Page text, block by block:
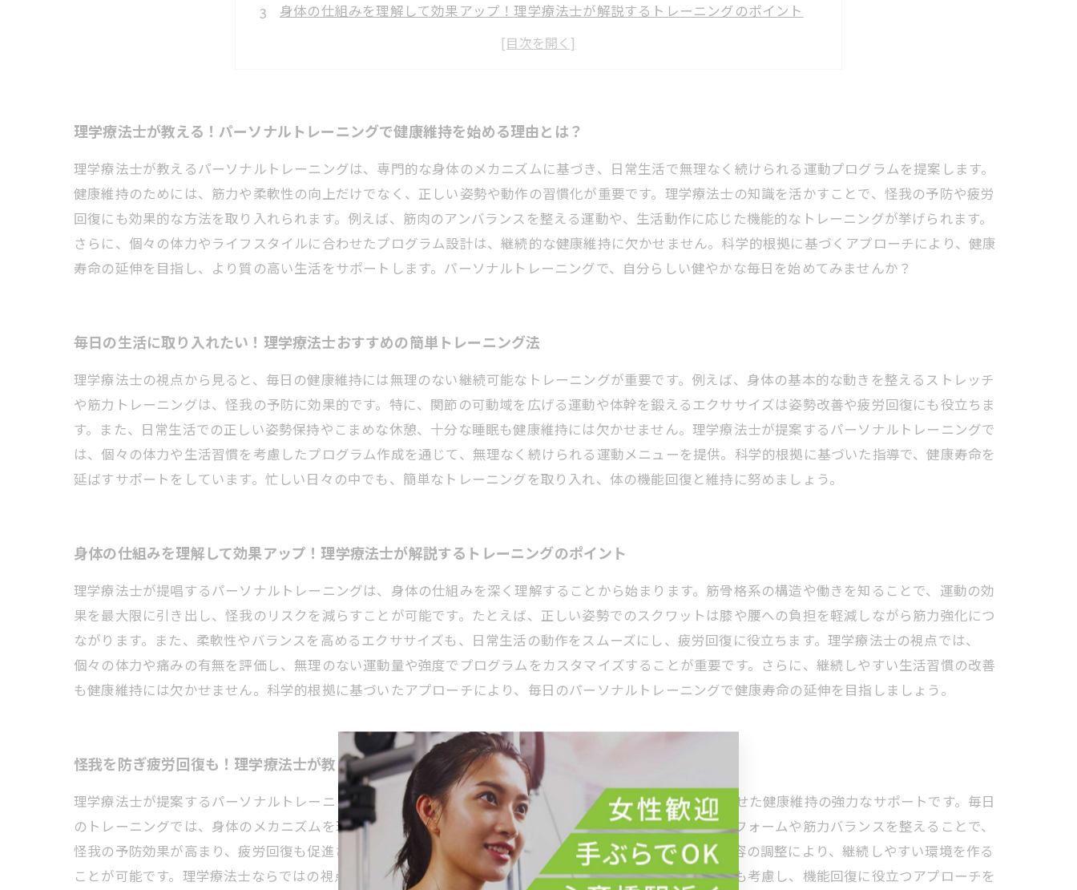
身体の仕組みを理解して効果アップ！理学療法士が解説するトレーニングのポイント
怪我を防ぎ疲労回復も！理学療法士が教える安心のパーソナルトレーニング継続法
自分の体力やライフスタイルに合わせたトレーニング！理学療法士の個別サポート術
理学療法士が教える！パーソナルトレーニングで健康維持を始める理由とは？
理学療法士が教えるパーソナルトレーニングは、専門的な身体のメカニズムに基づき、日常生活で無理なく続けられる運動プログラムを提案します。
健康維持のためには、筋力や柔軟性の向上だけでなく、正しい姿勢や動作の習慣化が重要です。理学療法士の知識を活かすことで、怪我の予防や疲労
回復にも効果的な方法を取り入れられます。例えば、筋肉のアンバランスを整える運動や、生活動作に応じた機能的なトレーニングが挙げられます。
さらに、個々の体力やライフスタイルに合わせたプログラム設計は、継続的な健康維持に欠かせません。科学的根拠に基づくアプローチにより、健康
寿命の延伸を目指し、より質の高い生活をサポートします。パーソナルトレーニングで、自分らしい健やかな毎日を始めてみませんか？
毎日の生活に取り入れたい！理学療法士おすすめの簡単トレーニング法
理学療法士の視点から見ると、毎日の健康維持には無理のない継続可能なトレーニングが重要です。例えば、身体の基本的な動きを整えるストレッチ
や筋力トレーニングは、怪我の予防に効果的です。特に、関節の可動域を広げる運動や体幹を鍛えるエクササイズは姿勢改善や疲労回復にも役立ちま
す。また、日常生活での正しい姿勢保持やこまめな休憩、十分な睡眠も健康維持には欠かせません。理学療法士が提案するパーソナルトレーニングで
は、個々の体力や生活習慣を考慮したプログラム作成を通じて、無理なく続けられる運動メニューを提供。科学的根拠に基づいた指導で、健康寿命を
延ばすサポートをしています。忙しい日々の中でも、簡単なトレーニングを取り入れ、体の機能回復と維持に努めましょう。
身体の仕組みを理解して効果アップ！理学療法士が解説するトレーニングのポイント
理学療法士が提唱するパーソナルトレーニングは、身体の仕組みを深く理解することから始まります。筋骨格系の構造や働きを知ることで、運動の効
果を最大限に引き出し、怪我のリスクを減らすことが可能です。たとえば、正しい姿勢でのスクワットは膝や腰への負担を軽減しながら筋力強化につ
ながります。また、柔軟性やバランスを高めるエクササイズも、日常生活の動作をスムーズにし、疲労回復に役立ちます。理学療法士の視点では、
個々の体力や痛みの有無を評価し、無理のない運動量や強度でプログラムをカスタマイズすることが重要です。さらに、継続しやすい生活習慣の改善
も健康維持には欠かせません。科学的根拠に基づいたアプローチにより、毎日のパーソナルトレーニングで健康寿命の延伸を目指しましょう。
怪我を防ぎ疲労回復も！理学療法士が教える安心のパーソナルトレーニング継続法
理学療法士が提案するパーソナルトレーニングは、科学的根拠に基づいた運動法と生活習慣の改善を融合させた健康維持の強力なサポートです。毎日
のトレーニングでは、身体のメカニズムを理解しながら無理なく続けられるプログラムが重要です。正しいフォームや筋力バランスを整えることで、
怪我の予防効果が高まり、疲労回復も促進されます。また、個々の体力やライフスタイルに合わせた運動内容の調整により、継続しやすい環境を作る
ことが可能です。理学療法士ならではの視点からは、単なる筋力強化だけでなく関節の動きや神経系の調整も考慮し、機能回復に役立つアプローチを